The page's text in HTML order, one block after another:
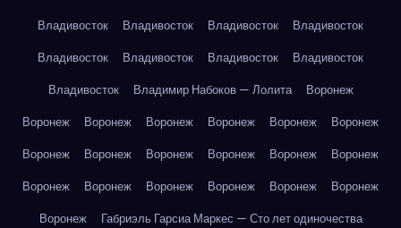
Владивосток
Владивосток Владивосток
Владивосток
Владивосток
Владивосток Владивосток
Владивосток
Владивосток
Владимир Набоков — Лолита
Воронеж
Воронеж
Воронеж Воронеж Воронеж Воронеж
Воронеж
Воронеж
Воронеж Воронеж Воронеж Воронеж
Воронеж
Воронеж
Воронеж Воронеж Воронеж Воронеж
Воронеж
Воронеж
Габриэль Гарсиа Маркес — Сто лет одиночества